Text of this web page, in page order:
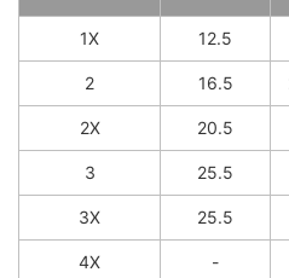
1X 12.5
2 16.5
2X 20.5
3 25.5
3X 25.5
4X -